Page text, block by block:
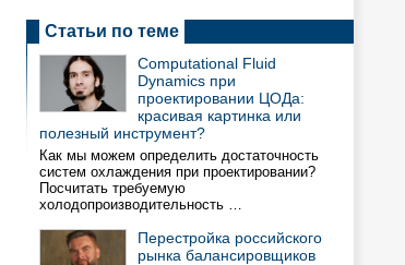
Статьи по теме
Computational Fluid
Dynamics при
проектировании ЦОДа:
красивая картинка или
полезный инструмент?
Как мы можем определить достаточность
систем охлаждения при проектировании?
Посчитать требуемую
холодопроизводительность …
Перестройка российского
рынка балансировщиков